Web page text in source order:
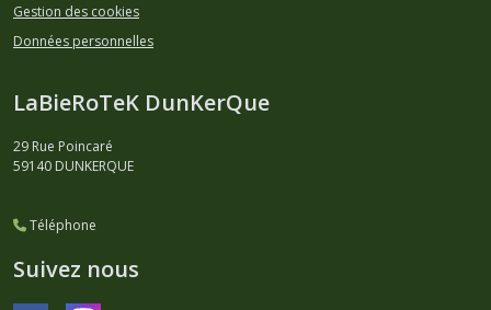
Gestion des cookies
Données personnelles
LaBieRoTeK DunKerQue
29 Rue Poincaré
59140 DUNKERQUE
Téléphone
Suivez nous